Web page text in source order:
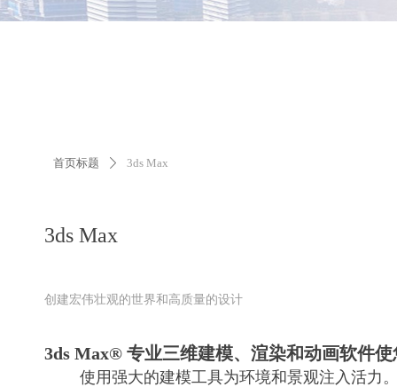
首页标题 ꄲ 3ds Max
3ds Max
创建宏伟壮观的世界和高质量的设计
3ds Max® 专业三维建模、渲染和动画软件
使用强大的建模工具为环境和景观注入活力